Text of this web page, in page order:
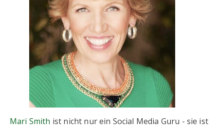
Mari Smith ist nicht nur ein Social Media Guru - sie ist